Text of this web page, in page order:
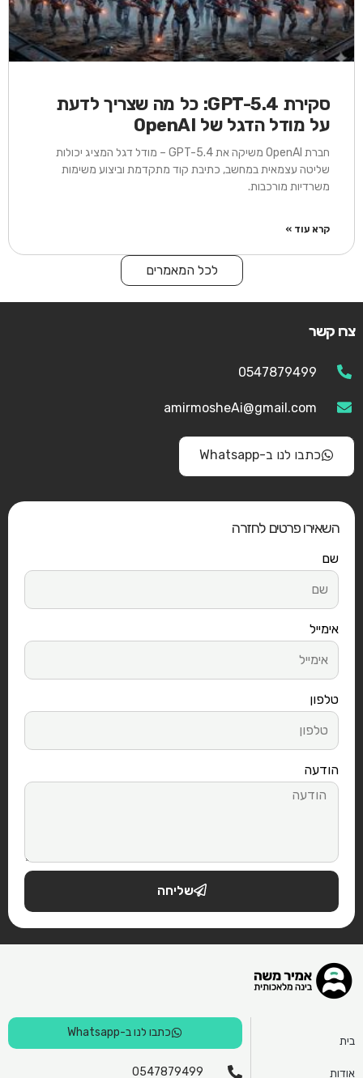
סקירת GPT-5.4: כל מה שצריך לדעת
על מודל הדגל של OpenAI
חברת OpenAI משיקה את GPT-5.4 – מודל דגל המציג יכולות
שליטה עצמאית במחשב, כתיבת קוד מתקדמת וביצוע משימות
משרדיות מורכבות.
קרא עוד »
לכל המאמרים
צרו קשר
0547879499
amirmosheAi@gmail.com
כתבו לנו ב-Whatsapp
השאירו פרטים לחזרה
שם
אימייל
טלפון
הודעה
שליחה
בית
אודות
כתבו לנו ב-Whatsapp
0547879499